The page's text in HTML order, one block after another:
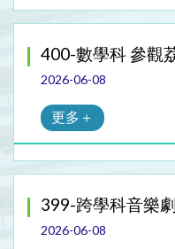
400-數學科 參觀
2026-06-08
更多＋
399-跨學科音樂
2026-06-08